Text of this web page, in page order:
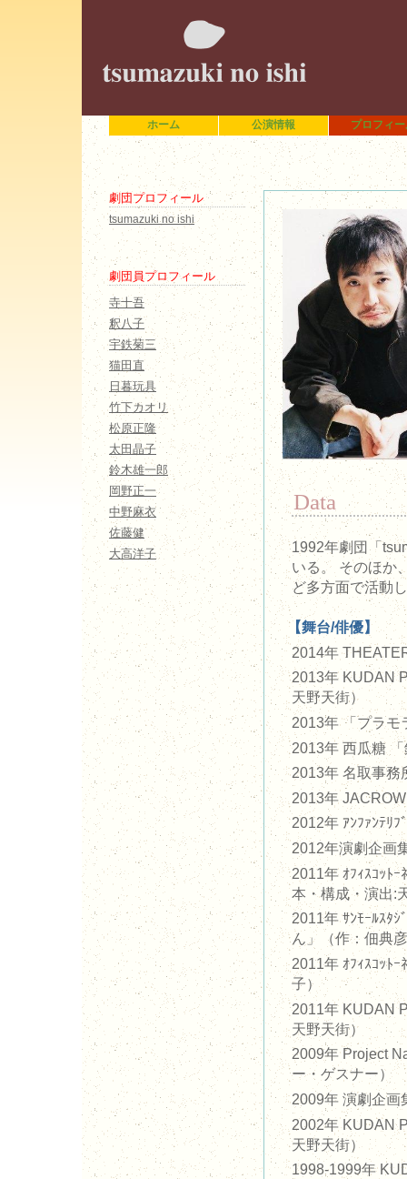
ホーム 公演情報 プロフィ
劇団プロフィール
tsumazuki no ishi
劇団員プロフィール
寺十吾
釈八子
宇鉄菊三
猫田直
日暮玩具
竹下カオリ
松原正隆
太田晶子
鈴木雄一郎
岡野正一
中野麻衣
佐藤健
大高洋子
Data
1992年劇団「
いる。 そのほか
ど多方面で活動
【舞台/俳優】
2014年
2013年 KUDAN
天野天街）
2013年 「プラモ
2013年 西瓜糖
2013年 名取事務
2013年
2012年 ｱﾝﾌｧﾝﾃﾘ
2012年演劇企画
2011年 ｵﾌｨｽｺｯﾄ
本・構成・演出:
2011年 ｻﾝﾓｰﾙｽﾀ
ん」（作：佃典
2011年 ｵﾌｨｽｺｯﾄ
子）
2011年 KUDAN
天野天街）
2009年 Project
ー・ゲスナー）
2009年 演劇企画
2002年 KUDAN
天野天街）
1998‐1999年